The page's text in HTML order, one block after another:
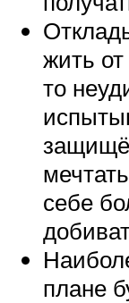
жить
то
себе
плане